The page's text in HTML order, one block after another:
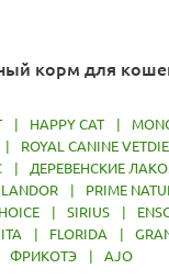
корм для
HAPPY CAT
ROYAL CANINE
ДЕРЕВЕНСКИЕ
LANDOR PRIME
SIRIUS
FLORIDA
ФРИКОТЭ AJO